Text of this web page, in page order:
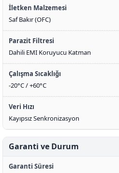
İletken Malzemesi
Saf Bakır (OFC)
Parazit Filtresi
Dahili EMI Koruyucu Katman
Çalışma Sıcaklığı
-20°C / +60°C
Veri Hızı
Kayıpsız Senkronizasyon
Garanti ve Durum
Garanti Süresi